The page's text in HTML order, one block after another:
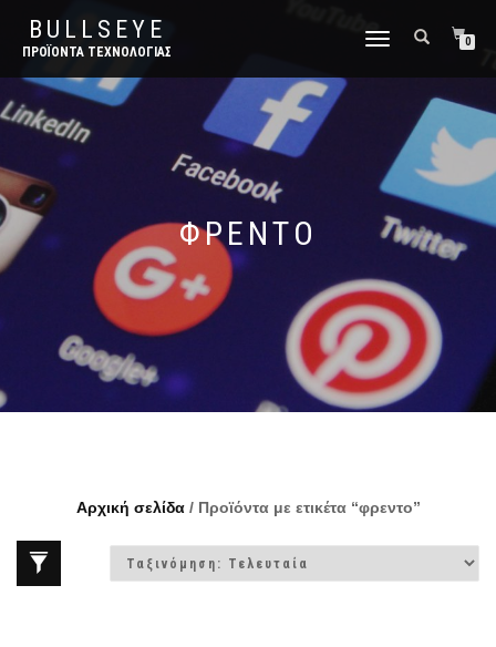
BULLSEYE
ΠΡΟΪΌΝΤΑ ΤΕΧΝΟΛΟΓΊΑΣ
ΕΝΑΛΛΑΓΉ
0
ΦΡΕΝΤΟ
Αρχική σελίδα/ Προϊόντα με ετικέτα “φρεντο”